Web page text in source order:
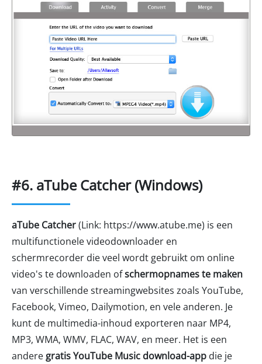
#6. aTube Catcher (Windows)
aTube Catcher(Link: https://www.atube.me) is een
multifunctionele videodownloader en
schermrecorder die veel wordt gebruikt om online
video's te downloaden ofschermopnames te maken
van verschillende streamingwebsites zoals YouTube,
Facebook, Vimeo, Dailymotion, en vele anderen. Je
kunt de multimedia-inhoud exporteren naar MP4,
MP3, WMA, WMV, FLAC, WAV, en meer. Het is een
anderegratis YouTube Music download-app die je